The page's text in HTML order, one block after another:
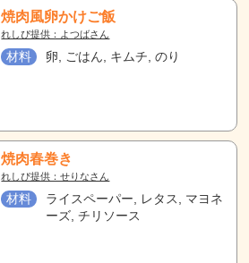
焼肉風卵かけご飯
れしぴ提供：よつばさん
材料 卵, ごはん, キムチ, のり
焼肉春巻き
れしぴ提供：せりなさん
材料
ライスペーパー, レタス, マヨネ
ーズ, チリソース